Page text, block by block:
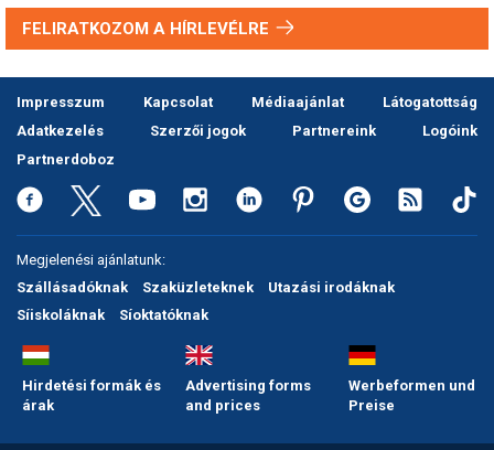
FELIRATKOZOM A HÍRLEVÉLRE
Impresszum Kapcsolat Médiaajánlat
Látogatottság
Adatkezelés
Szerzői jogok Partnereink
Logóink
Partnerdoboz
Megjelenési ajánlatunk:
Szállásadóknak
Szaküzleteknek
Utazási irodáknak
Síiskoláknak
Síoktatóknak
Hirdetési formák és
árak
Advertising forms
and prices
Werbeformen und
Preise